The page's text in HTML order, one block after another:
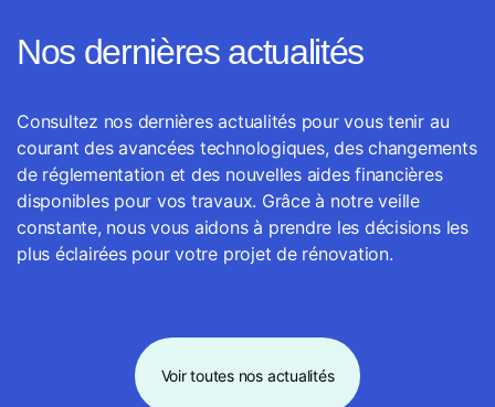
Nos dernières actualités
Consultez nos dernières actualités pour vous tenir au
courant des avancées technologiques, des changements
de réglementation et des nouvelles aides financières
disponibles pour vos travaux. Grâce à notre veille
constante, nous vous aidons à prendre les décisions les
plus éclairées pour votre projet de rénovation.
Voir toutes nos actualités